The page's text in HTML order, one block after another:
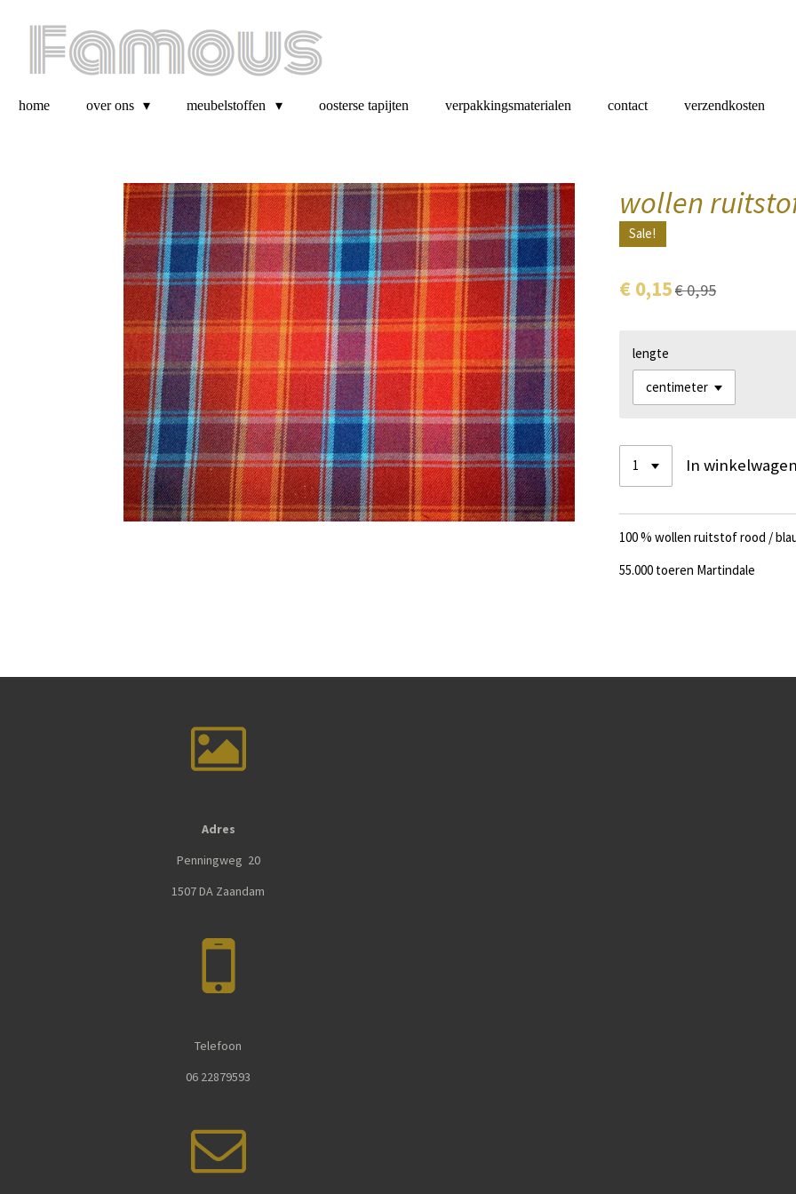
home over ons meubelstoffen oosterse tapijten verpakkingsmaterialen contact verzendkosten
wollen
Sale!
€ 0,15€ 0,95
lengte
In winkelwagen
100 % wollen ruitstof rood /
55.000 toeren Martindale
Adres
Penningweg 20
1507 DA Zaandam
Telefoon
06 22879593